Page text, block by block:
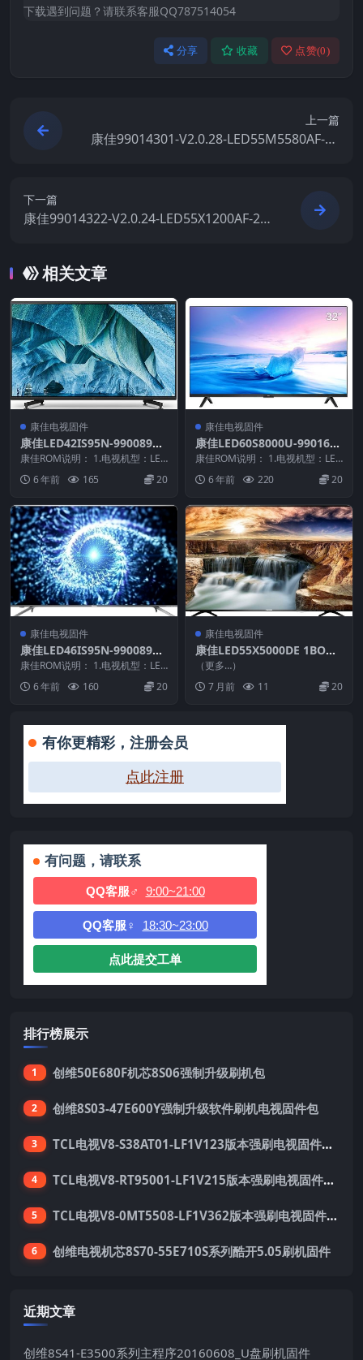
下载遇到问题？请联系客服QQ787514054
分享 收藏 点赞(0)
上一篇
康佳99014301-V2.0.28-LED55M5580AF-72
下一篇
康佳99014322-V2.0.24-LED55X1200AF-20
相关文章
康佳电视固件
康佳LED42IS95N-99008965
-V1.0.01原厂系统刷机电视固
件包下载
康佳ROM说明： 1.电视机型：LED
42IS95N 2.物料号：9900896...
6 年前 165 20
康佳电视固件
康佳LED60S8000U-9901632
5-V1.2.09-72001169YT（语
音兼容软件）原厂系统刷机电
视固件包下载
康佳ROM说明： 1.电视机型：LED
60S8000U 2.物料号：990163...
6 年前 220 20
康佳电视固件
康佳LED46IS95N-99008965
-V1.0.30原厂系统刷机电视固
件包下载
康佳ROM说明： 1.电视机型：LED
46IS95N 2.物料号：9900896...
6 年前 160 20
康佳电视固件
康佳LED55X5000DE 1BOM
SAC-20121231_U盘刷机固
件
（更多…）
7 月前
11 20
有你更精彩，注册会员
点此注册
有问题，请联系
QQ客服♂ 9:00~21:00
QQ客服♀ 18:30~23:00
点此提交工单
排行榜展示
1 创维50E680F机芯8S06强制升级刷机包
2 创维8S03-47E600Y强制升级软件刷机电视固件包
3 TCL电视V8-S38AT01-LF1V123版本强刷电视固件包下载
4 TCL电视V8-RT95001-LF1V215版本强刷电视固件包下载
5 TCL电视V8-0MT5508-LF1V362版本强刷电视固件包下载
6 创维电视机芯8S70-55E710S系列酷开5.05刷机固件
近期文章
创维8S41-E3500系列主程序20160608_U盘刷机固件